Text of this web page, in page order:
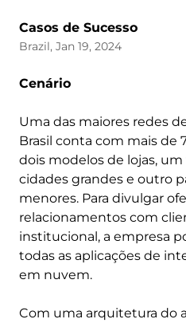
Casos de Sucesso
Brazil, Jan 19, 2024
Cenário
Uma das maiores redes
Brasil conta com mais de
dois modelos de lojas,
cidades grandes e outro
menores. Para divulgar
relacionamentos com
institucional, a empresa
todas as aplicações de
em nuvem.
Com uma arquitetura do